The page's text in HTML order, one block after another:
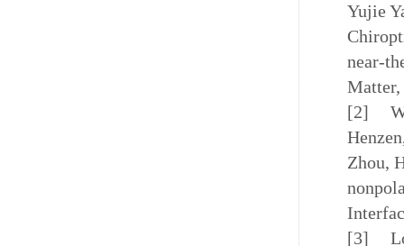
Yujie
near-
Matter,
[2]
Zhou,
[3]